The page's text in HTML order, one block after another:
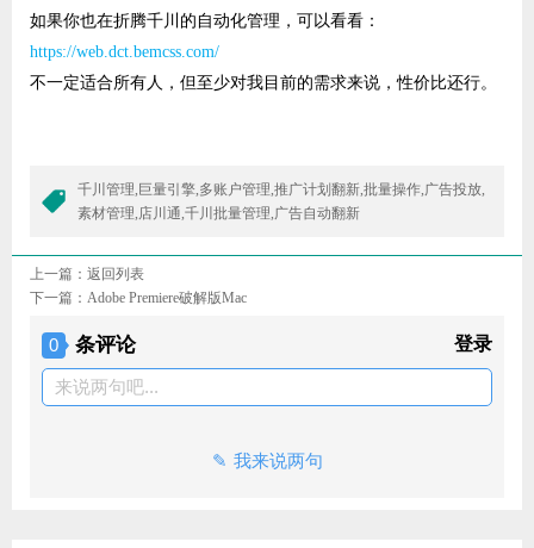
如果你也在折腾千川的自动化管理，可以看看：
https://web.dct.bemcss.com/
不一定适合所有人，但至少对我目前的需求来说，性价比还行。
千川管理,巨量引擎,多账户管理,推广计划翻新,批量操作,广告投放,
素材管理,店川通,千川批量管理,广告自动翻新
上一篇： 返回列表
下一篇： Adobe Premiere破解版Mac
0 条评论 登录
来说两句吧...
我来说两句